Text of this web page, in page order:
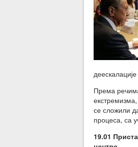
деескалације
Према
се сложили
процеса, са
19.01